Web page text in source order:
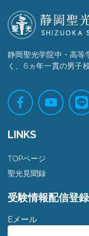
静岡聖光学院中・高等
く、6ヵ年一貫の男子校
LINKS
TOPページ
聖光見聞録
受験情報配信登録
Eメール